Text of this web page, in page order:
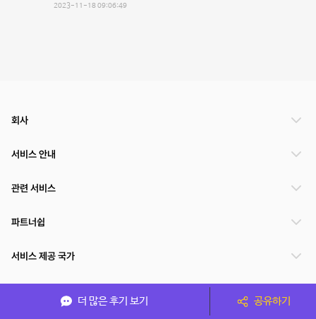
2023-11-18 09:06:49
더 많은 후기 보기 공유하기
회사
서비스 안내
관련 서비스
파트너쉽
서비스 제공 국가
(주)NSPACE 사업자정보